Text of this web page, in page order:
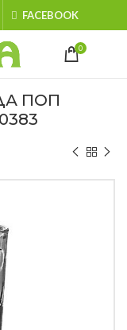
FACEBOOK
0
ПОП